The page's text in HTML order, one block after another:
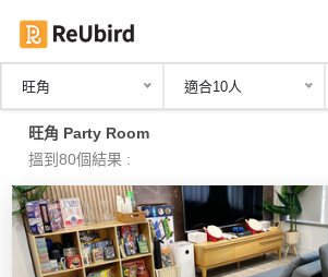
繁
中
EN
登
旺角 適合10人
旺角 Party Room
搵到80個結果 :